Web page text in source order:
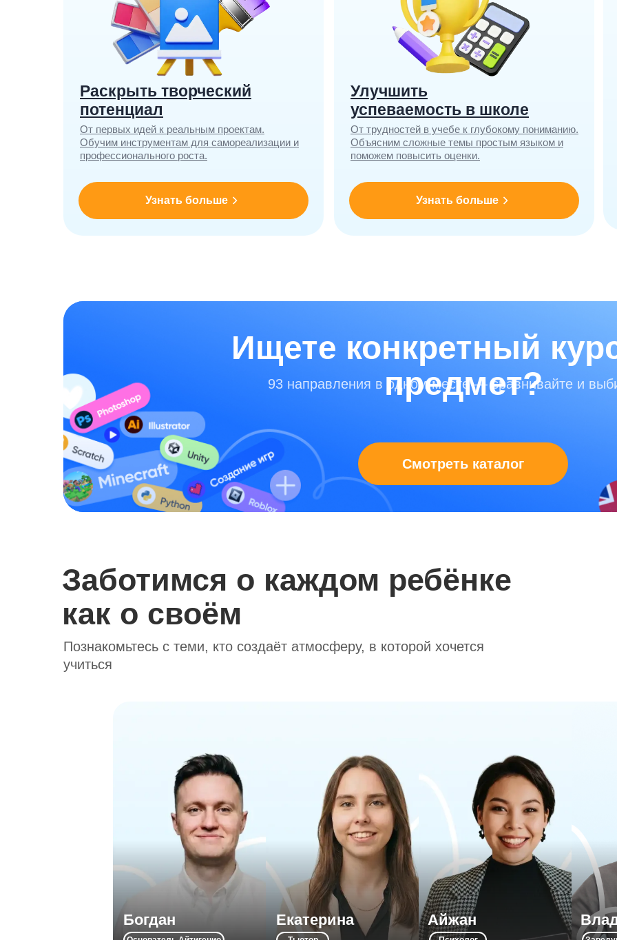
Раскрыть творческий
потенциал
От первых идей к реальным проектам.
Обучим инструментам для самореализации и
профессионального роста.
Узнать больше Узнать больше
Улучшить
успеваемость в школе
От трудностей в учебе к глубокому пониманию.
Объясним сложные темы простым языком и
поможем повысить оценки.
93 направления в одном месте — сравнивайте и
Ищете конкретный
предмет?
Смотреть каталог
Заботимся о каждом ребёнке
как о своём
Познакомьтесь с теми, кто создаёт атмосферу, в которой хочется
учиться
Мы школа, где личность ребёнка —
главный ориентир. Подбираем
ключи к мотивации, чтобы учёба
Блогер, подкаст-ведущий и ментор
авторских интенсивов
Внедряет современные методики
с упором на индивидуальный подход
Создал международную онлайн-
школу для детей
Богдан
Помогаем найти свой уникальный
путь. Учим детей слышать свои
желания, ставить цели и быть
Специализируется на
профориентации и развитии soft skills у
подростков
Ведёт частную практику с 2022 года
Санкт-Петербургский институт ДПО
(психология и психотерапия)
Екатерина
Создаем среду, где детям
безопасно быть собой. Укрепляем
отношения в семье и помогаем
Ведущий специалист школы
2 высших образования: КПТ-
терапевт (МГУ им. Ломоносова),
схема-терапевт (МИСТ)
Член Ассоциации когнитивно-
бихевиоральных терапевтов
Айжан
С 2017
БГТУ,